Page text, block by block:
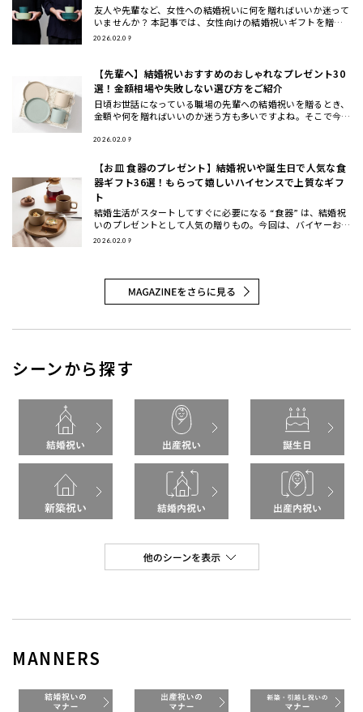
友人や先輩など、女性への結婚祝いに何を贈ればいいか迷って
いませんか？ 本記事では、女性向けの結婚祝いギフトを贈る
相手別（女友達・同僚・先輩/上司・後輩/部下）と、年代別
2026.02.09
【先輩へ】結婚祝いおすすめのおしゃれなプレゼント30
選！金額相場や失敗しない選び方をご紹介
日頃お世話になっている職場の先輩への結婚祝いを贈るとき、
金額や何を贈ればいいのか迷う方も多いですよね。そこで今回
などのマナー
2026.02.09
【お皿 食器のプレゼント】結婚祝いや誕生日で人気な食
器ギフト36選！もらって嬉しいハイセンスで上質なギフ
ト
結婚生活がスタートしてすぐに必要になる “食器” は、結婚祝
いのプレゼントとして人気の贈りもの。今回は、バイヤーおす
すめの食器ギフトをご紹介します。大切な方に喜んでもらえる
2026.02.09
シーンから探す
MANNERS